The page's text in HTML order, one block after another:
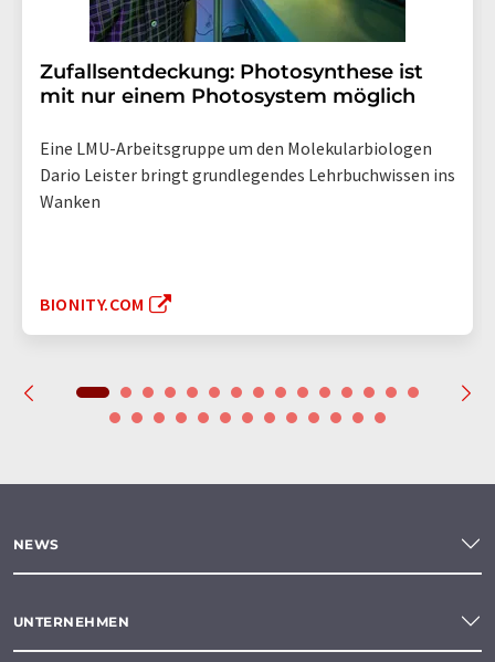
Zufallsentdeckung: Photosynthese ist
mit nur einem Photosystem möglich
Eine LMU-Arbeitsgruppe um den Molekularbiologen
Dario Leister bringt grundlegendes Lehrbuchwissen ins
Wanken
BIONITY.COM
NEWS
UNTERNEHMEN